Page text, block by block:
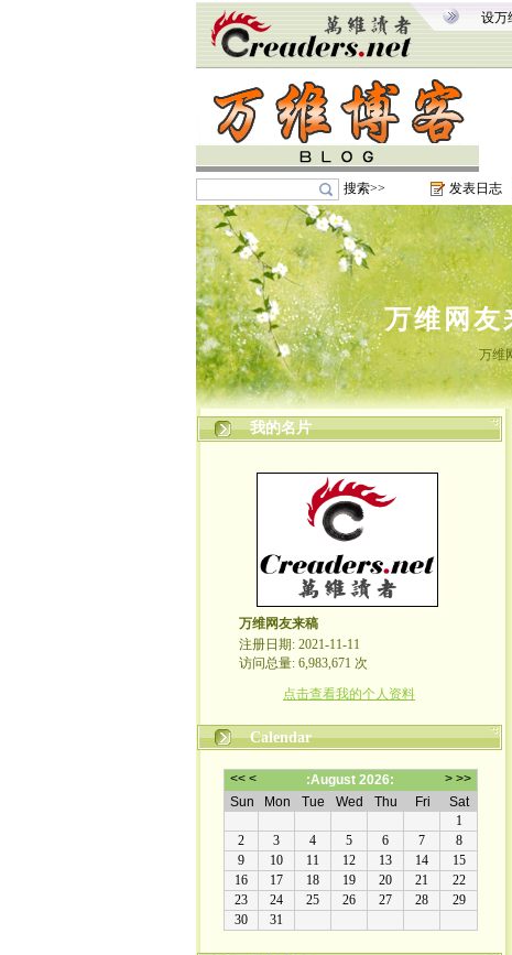
设万
搜索>> 发表日志
万维网友
万维
我的名片
万维网友来稿
注册日期: 2021-11-11
访问总量: 6,983,671 次
点击查看我的个人资料
Calendar